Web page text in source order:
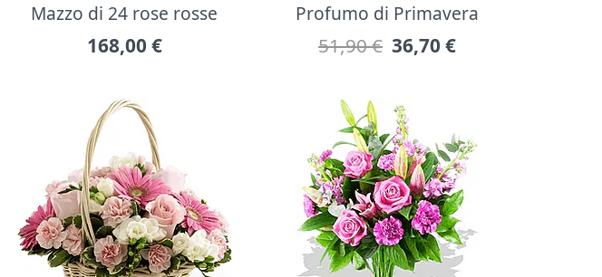
Mazzo di 24 rose rosse
168,00 €
Profumo di Primavera
51,90 € 36,70 €